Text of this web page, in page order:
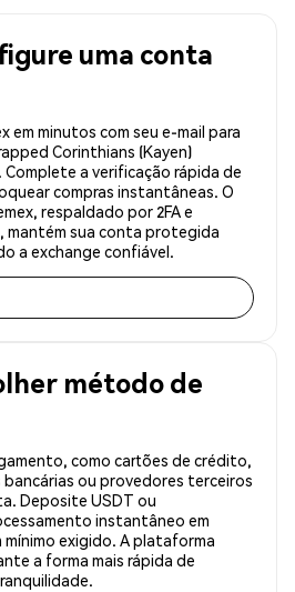
uma conta
em minutos com seu e-mail para
Corinthians (Kayen)
Complete a verificação rápida de
compras instantâneas. O
respaldado por 2FA e
mantém sua conta protegida
a exchange confiável.
método de
como cartões de crédito,
ou provedores terceiros
Deposite USDT ou
instantâneo em
mínimo exigido. A plataforma
a forma mais rápida de